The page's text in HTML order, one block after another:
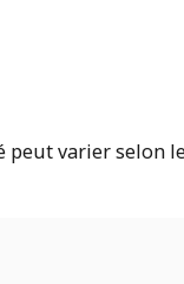
peut varier selon